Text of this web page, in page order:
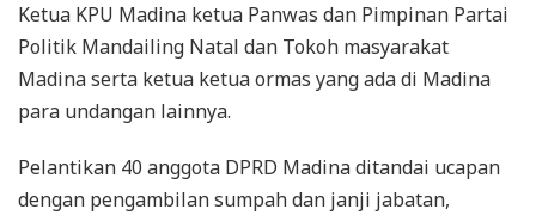
Ketua KPU Madina ketua Panwas dan Pimpinan Partai
Politik Mandailing Natal dan Tokoh masyarakat
Madina serta ketua ketua ormas yang ada di Madina
para undangan lainnya.
Pelantikan 40 anggota DPRD Madina ditandai ucapan
dengan pengambilan sumpah dan janji jabatan,